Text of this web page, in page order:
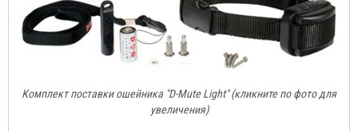
Комплект поставки ошейника "D-Mute Light" (кликните по фото для
увеличения)